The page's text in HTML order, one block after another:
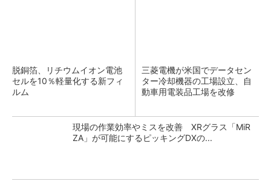
脱銅箔、リチウムイオン電池
セルを10％軽量化する新フィ
ルム
三菱電機が米国でデータセン
ター冷却機器の工場設立、自
動車用電装品工場を改修
現場の作業効率やミスを改善 XRグラス「MiR
ZA」が可能にするピッキングDXの...